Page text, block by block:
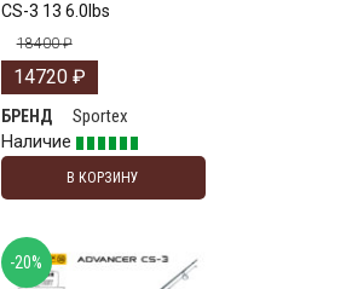
CS-3 13 6.0lbs
18400₽
14720 ₽
БРЕНД
Sportex
Наличие
В КОРЗИНУ
-20%